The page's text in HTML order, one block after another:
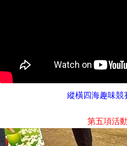
縱橫四海趣味競
第五項活